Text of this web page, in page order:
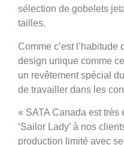
sélection de gobelets
tailles.
Comme c’est l’habitude
design unique comme
un revêtement spécial
de travailler dans les
« SATA Canada est très
‘Sailor Lady’ à nos
production limité avec